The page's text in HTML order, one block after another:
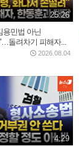
25:26
용민법 아닌
돌려차기 피해자...
2026.08.04
4:29